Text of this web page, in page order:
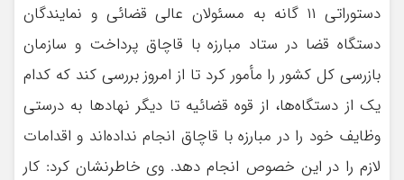
دستوراتی ۱۱ گانه به مسئولان عالی قضائی و نمایندگان
دستگاه قضا در ستاد مبارزه با قاچاق پرداخت و سازمان
بازرسی کل کشور را مأمور کرد تا از امروز بررسی کند که کدام
یک از دستگاه‌ها، از قوه قضائیه تا دیگر نهادها به درستی
وظایف خود را در مبارزه با قاچاق انجام نداده‌اند و اقدامات
لازم را در این خصوص انجام دهد. وی خاطرنشان کرد: کار